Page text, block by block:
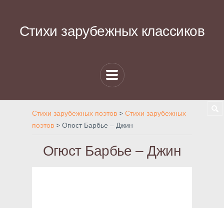
Стихи зарубежных классиков
Стихи зарубежных поэтов > Стихи зарубежных
поэтов > Огюст Барбье – Джин
Огюст Барбье – Джин